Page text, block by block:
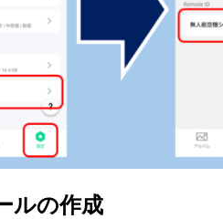
ルの作成